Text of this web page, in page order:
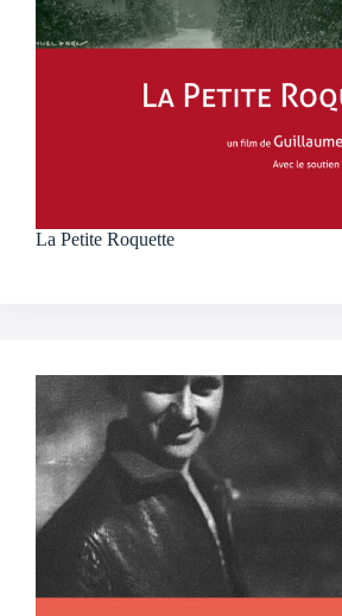
La Petite Roquette